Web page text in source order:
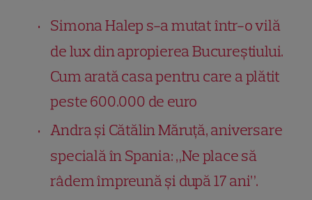
Simona Halep s-a mutat într-o vilă
de lux din apropierea Bucureștiului.
Cum arată casa pentru care a plătit
peste 600.000 de euro
Andra și Cătălin Măruță, aniversare
specială în Spania: „Ne place să
râdem împreună și după 17 ani”.